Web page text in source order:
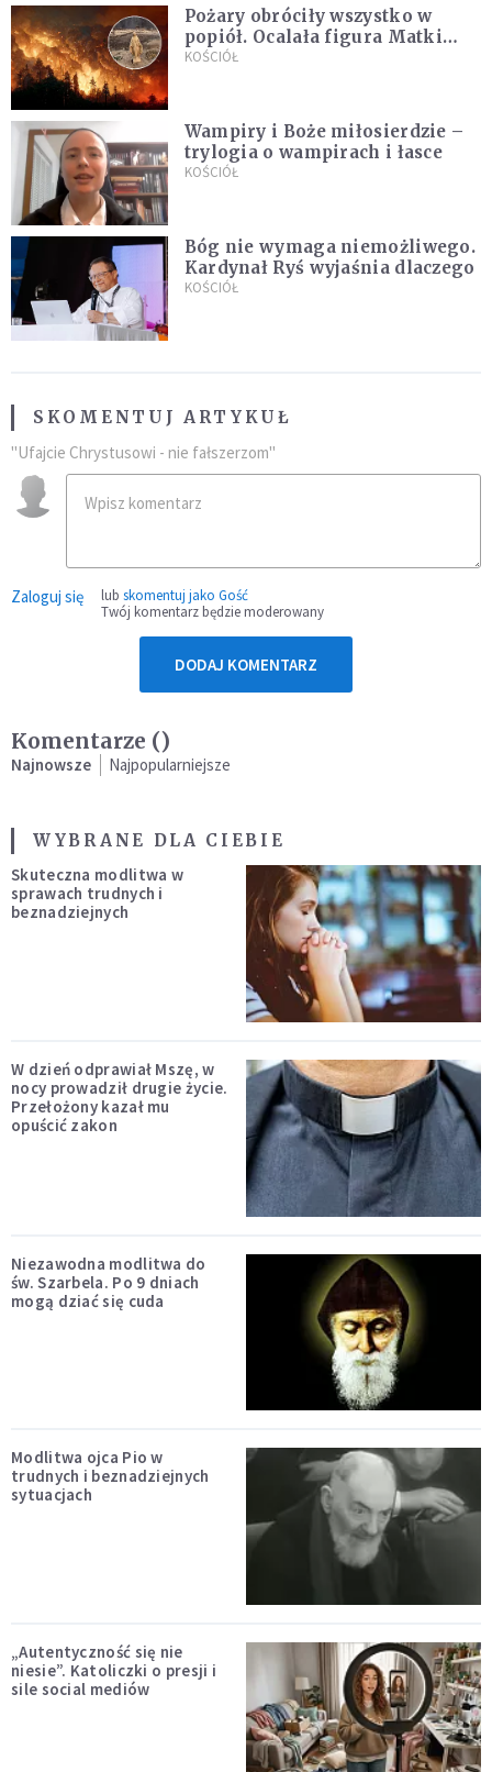
Pożary obróciły wszystko w
popiół. Ocalała figura Matki
Bożej
KOŚCIÓŁ
Wampiry i Boże miłosierdzie –
trylogia o wampirach i łasce
KOŚCIÓŁ
Bóg nie wymaga niemożliwego.
Kardynał Ryś wyjaśnia dlaczego
KOŚCIÓŁ
SKOMENTUJ ARTYKUŁ
"Ufajcie Chrystusowi - nie fałszerzom"
Zaloguj się lub skomentuj jako Gość
Twój komentarz będzie moderowany
DODAJ KOMENTARZ
Komentarze ()
Najnowsze Najpopularniejsze
WYBRANE DLA CIEBIE
Skuteczna modlitwa w
sprawach trudnych i
beznadziejnych
W dzień odprawiał Mszę, w
nocy prowadził drugie życie.
Przełożony kazał mu
opuścić zakon
Niezawodna modlitwa do
św. Szarbela. Po 9 dniach
mogą dziać się cuda
Modlitwa ojca Pio w
trudnych i beznadziejnych
sytuacjach
„Autentyczność się nie
niesie”. Katoliczki o presji i
sile social mediów